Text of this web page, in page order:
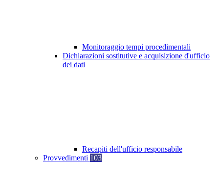
Monitoraggio tempi procedimentali
Dichiarazioni sostitutive e acquisizione d'ufficio
dei dati
Recapiti dell'ufficio responsabile
Provvedimenti 103